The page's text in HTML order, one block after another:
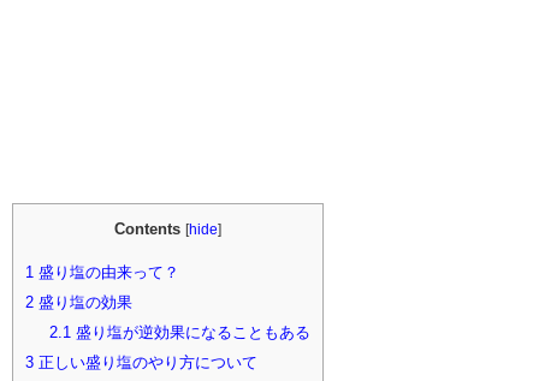
Contents [hide]
1 盛り塩の由来って？
2 盛り塩の効果
2.1 盛り塩が逆効果になることもある
3 正しい盛り塩のやり方について